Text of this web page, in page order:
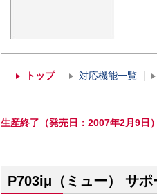
トップ 対応機能一覧
生産終了（発売日：2007年2月9日）
P703iμ（ミュー） サポ